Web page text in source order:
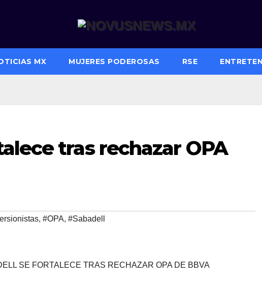
MX MUJERES PODEROSAS RSE
tras rechazar OPA
, #OPA, #Sabadell
SE FORTALECE TRAS RECHAZAR OPA DE BBVA